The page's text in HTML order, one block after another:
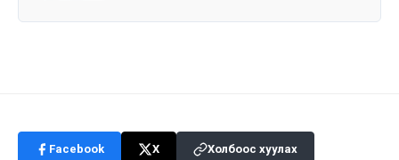
Facebook X Холбоос хуулах